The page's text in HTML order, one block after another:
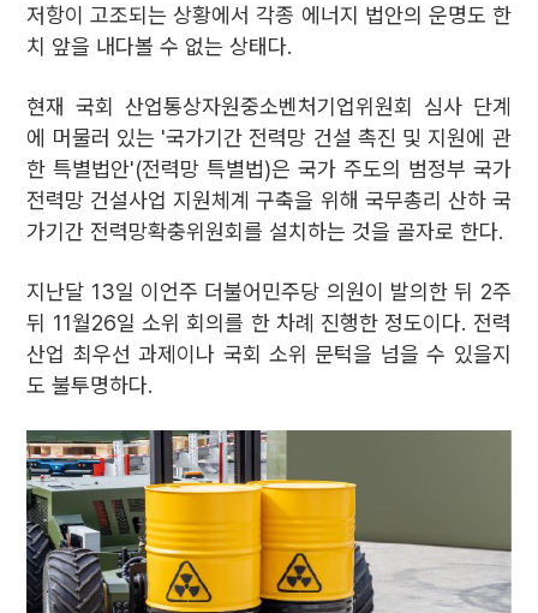
저항이 고조되는 상황에서 각종 에너지 법안의 운명도 한
치 앞을 내다볼 수 없는 상태다.
현재 국회 산업통상자원중소벤처기업위원회 심사 단계
에 머물러 있는 '국가기간 전력망 건설 촉진 및 지원에 관
한 특별법안'(전력망 특별법)은 국가 주도의 범정부 국가
전력망 건설사업 지원체계 구축을 위해 국무총리 산하 국
가기간 전력망확충위원회를 설치하는 것을 골자로 한다.
지난달 13일 이언주 더불어민주당 의원이 발의한 뒤 2주
뒤 11월26일 소위 회의를 한 차례 진행한 정도이다. 전력
산업 최우선 과제이나 국회 소위 문턱을 넘을 수 있을지
도 불투명하다.